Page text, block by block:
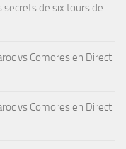
secrets de six tours de
vs Comores en Direct
vs Comores en Direct